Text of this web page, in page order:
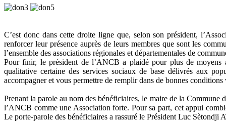
C’est donc dans cette droite ligne que, selon son président,
renforcer leur présence auprès de leurs membres que sont les
l’ensemble des associations régionales et départementales de
Pour finir, le président de l’ANCB a plaidé pour plus de moyens
qualitative certaine des services sociaux de base délivrés aux
accompagner et vous permettre de remplir dans de bonnes
Prenant la parole au nom des bénéficiaires, le maire de la
l’ANCB comme une Association forte. Pour sa part, cet appui
Le porte-parole des bénéficiaires a rassuré le Président Luc